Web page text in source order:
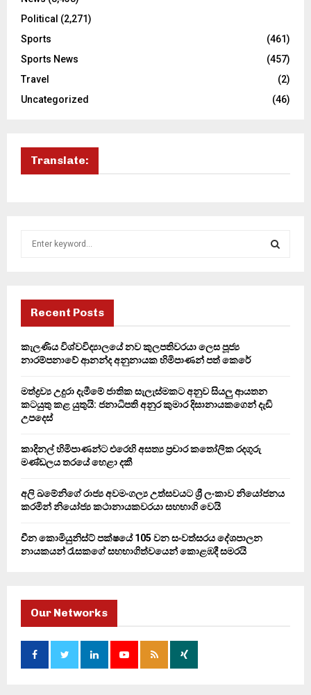
Political (2,271)
Sports
(461)
Sports News
(457)
Travel
(2)
Uncategorized
(46)
Translate:
f
r
H
Recent Posts
කැලණිය විශ්වවිද්‍යාලයේ නව කුලපතිවරයා ලෙස පූජ්‍ය
නාරම්පනාවේ ආනන්ද අනුනායක හිමිපාණන් පත් කෙරේ
මත්ද්‍රව්‍ය උදුරා දැමීමේ ජාතික සැලැස්මකට අනුව සියලු ආයතන
කටයුතු කළ යුතුයි: ජනාධිපති අනුර කුමාර දිසානායකගෙන් දැඩි
උපදෙස්
කාදිනල් හිමිපාණන්ට එරෙහි අසත්‍ය ප්‍රචාර කතෝලික රදගුරු
මණ්ඩලය තරයේ හෙළා දකී
අලි ඛමේනිගේ රාජ්‍ය අවමංගල්‍ය උත්සවයට ශ්‍රී ලංකාව නියෝජනය
කරමින් නියෝජ්‍ය කථානායකවරයා සහභාගි වෙයි
චීන කොමියුනිස්ට් පක්ෂයේ 105 වන සංවත්සරය දේශපාලන
නායකයන් රැසකගේ සහභාගිත්වයෙන් කොළඹදී සමරයි
Our Networks